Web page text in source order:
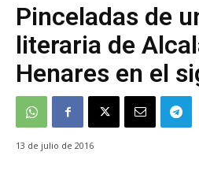
Pinceladas de
literaria de
Henares en el
13 de julio de 2016